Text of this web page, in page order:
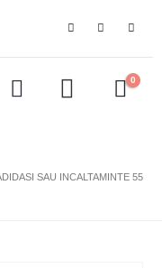
0
SAU INCALTAMINTE 55